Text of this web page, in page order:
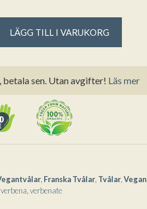
LÄGG TILL I VARUKORG
betala sen. Utan avgifter! Läs mer
, Franska Tvålar, Tvålar, Vegan
verbena verbenate